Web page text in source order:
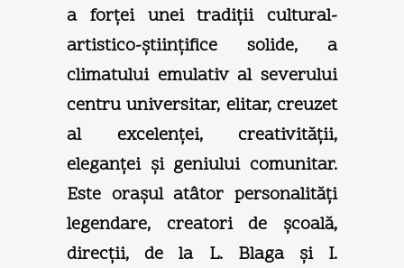
a forţei unei tradiţii cultural-
artistico-ştiinţifice solide, a
climatului emulativ al severului
centru universitar, elitar, creuzet
al excelenţei, creativităţii,
eleganţei şi geniului comunitar.
Este oraşul atâtor personalităţi
legendare, creatori de şcoală,
direcţii, de la L. Blaga şi I.